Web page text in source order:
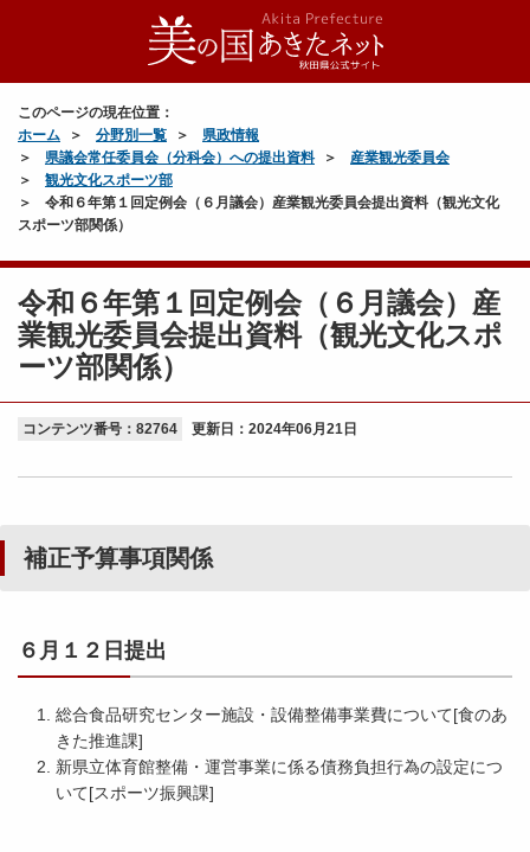
このページの現在位置：
ホーム
分野別一覧
県政情報
県議会常任委員会（分科会）への提出資料
産業観光委員会
観光文化スポーツ部
令和６年第１回定例会（６月議会）産業観光委員会提出資料（観光文化
スポーツ部関係）
令和６年第１回定例会（６月議会）産
業観光委員会提出資料（観光文化スポ
ーツ部関係）
コンテンツ番号：82764 更新日： 2024年06月21日
補正予算事項関係
６月１２日提出
総合食品研究センター施設・設備整備事業費について[食のあ
きた推進課]
新県立体育館整備・運営事業に係る債務負担行為の設定につ
いて[スポーツ振興課]